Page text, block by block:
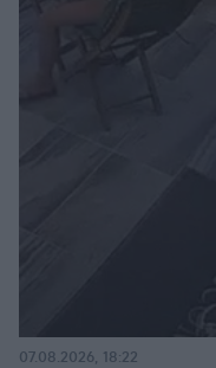
07.08.2026, 18:22